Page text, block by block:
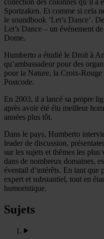
Sportzaken. Et comme si cela
le soundbook ‘Let’s Dance’.
Let’s Dance – un événement
Dome.
Humberto a étudié le Droit à
qu’ambassadeur pour des
pour la Nature, la Croix-
Postcode.
En 2003, il a lancé sa propre
après avoir été élu meilleur
années plus tôt.
Dans le pays, Humberto
leader de discussion,
sur les sujets et thèmes les
dans de nombreux domaines,
éventail d’intérêts. En tant que
expert et substantiel, tout en
humoristique.
Sujets